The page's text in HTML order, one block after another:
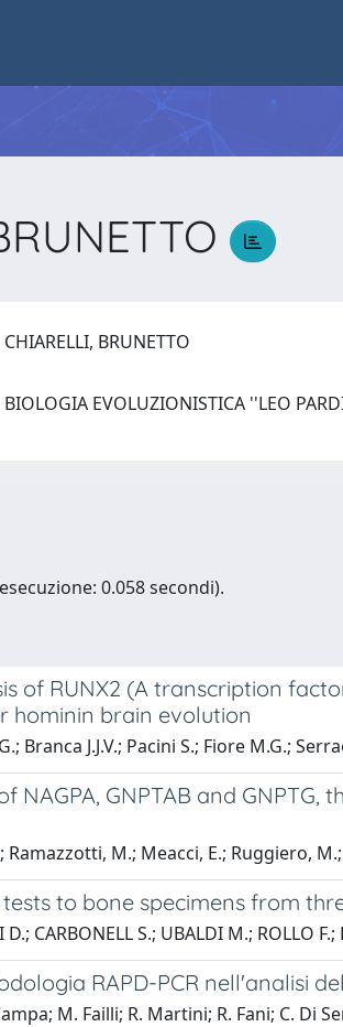
CHIARELLI, BRUNETTO
BIOLOGIA EVOLUZIONISTICA ''LEO
0.058 secondi).
of RUNX2 (A transcription
hominin brain evolution
Branca J.J.V.; Pacini S.; Fiore M.G.;
NAGPA, GNPTAB and
Ramazzotti, M.; Meacci, E.; Ruggiero,
to bone specimens from
D.; CARBONELL S.; UBALDI M.; ROLLO F.;
RAPD-PCR nell'analisi
M. Failli; R. Martini; R. Fani; C. Di